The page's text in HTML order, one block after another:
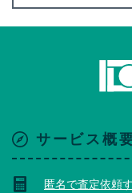
サービス概
匿名で査定依頼